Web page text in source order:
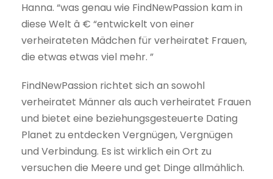
Hanna. “was genau wie FindNewPassion kam in
diese Welt â € “entwickelt von einer
verheirateten Mädchen für verheiratet Frauen,
die etwas etwas viel mehr. ​​”
FindNewPassion richtet sich an sowohl
verheiratet Männer als auch verheiratet Frauen
und bietet eine beziehungsgesteuerte Dating
Planet zu entdecken Vergnügen, Vergnügen
und Verbindung. Es ist wirklich ein Ort zu
versuchen die Meere und get Dinge allmählich.